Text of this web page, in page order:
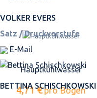
VOLKER EVERS
Satz / Druckvorstufe
E-Mail
BETTINA SCHISCHKOWSKI
Hauptkühlwasser
4,71 € pro Bogen